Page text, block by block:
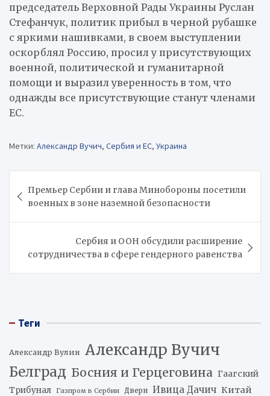
председатель Верховной Рады Украины Руслан
Стефанчук, политик прибыл в черной рубашке
с яркими нашивками, в своем выступлении
оскорблял Россию, просил у присутствующих
военной, политической и гуманитарной
помощи и выразил уверенность в том, что
однажды все присутствующие станут членами
ЕС.
Метки: Александр Вучич, Сербия и ЕС, Украина
по
записям
Премьер Сербии и глава Минобороны посетили
военных в зоне наземной безопасности
Сербия и ООН обсудили расширение
сотрудничества в сфере гендерного равенства
Теги
Александр Вулин Александр Вучич
Белград Босния и Герцеговина Гаагский
Трибунал Газпром в Сербии Двери Ивица Дачич Китай